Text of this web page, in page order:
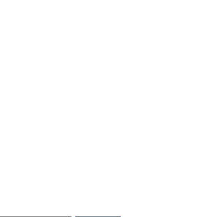
о самых
новостях,
политики,
технологий и